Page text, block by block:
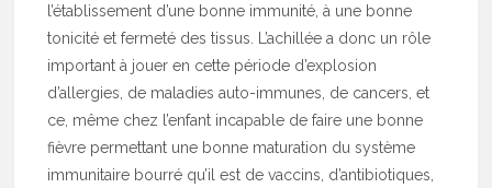
l’établissement d’une bonne immunité, à une bonne
tonicité et fermeté des tissus. L’achillée a donc un rôle
important à jouer en cette période d’explosion
d’allergies, de maladies auto-immunes, de cancers, et
ce, même chez l’enfant incapable de faire une bonne
fièvre permettant une bonne maturation du système
immunitaire bourré qu’il est de vaccins, d’antibiotiques,